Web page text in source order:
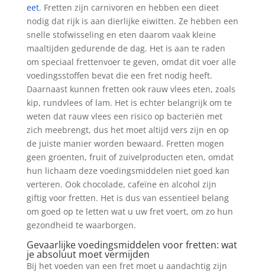
eet. Fretten zijn carnivoren en hebben een dieet
nodig dat rijk is aan dierlijke eiwitten. Ze hebben een
snelle stofwisseling en eten daarom vaak kleine
maaltijden gedurende de dag. Het is aan te raden
om speciaal frettenvoer te geven, omdat dit voer alle
voedingsstoffen bevat die een fret nodig heeft.
Daarnaast kunnen fretten ook rauw vlees eten, zoals
kip, rundvlees of lam. Het is echter belangrijk om te
weten dat rauw vlees een risico op bacteriën met
zich meebrengt, dus het moet altijd vers zijn en op
de juiste manier worden bewaard. Fretten mogen
geen groenten, fruit of zuivelproducten eten, omdat
hun lichaam deze voedingsmiddelen niet goed kan
verteren. Ook chocolade, cafeïne en alcohol zijn
giftig voor fretten. Het is dus van essentieel belang
om goed op te letten wat u uw fret voert, om zo hun
gezondheid te waarborgen.
Gevaarlijke voedingsmiddelen voor fretten: wat
je absoluut moet vermijden
Bij het voeden van een fret moet u aandachtig zijn